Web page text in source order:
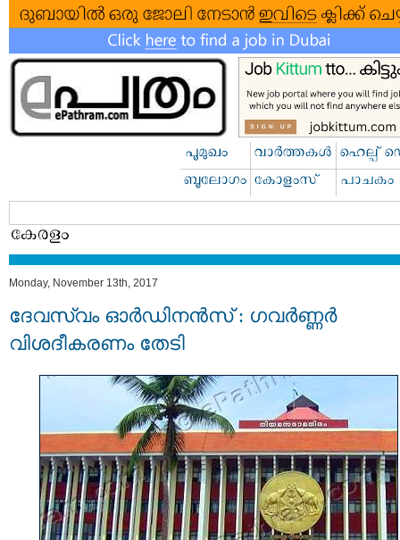
Monday, November 13th, 2017
ദേവസ്വം ഓര്‍ഡിനന്‍സ് : ഗവര്‍ണ്ണര്‍
വിശദീകരണം തേടി